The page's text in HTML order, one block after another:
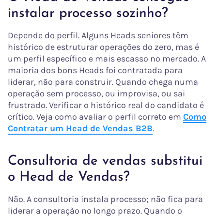
instalar processo sozinho?
Depende do perfil. Alguns Heads seniores têm
histórico de estruturar operações do zero, mas é
um perfil específico e mais escasso no mercado. A
maioria dos bons Heads foi contratada para
liderar, não para construir. Quando chega numa
operação sem processo, ou improvisa, ou sai
frustrado. Verificar o histórico real do candidato é
crítico. Veja como avaliar o perfil correto em Como
Contratar um Head de Vendas B2B.
Consultoria de vendas substitui
o Head de Vendas?
Não. A consultoria instala processo; não fica para
liderar a operação no longo prazo. Quando o